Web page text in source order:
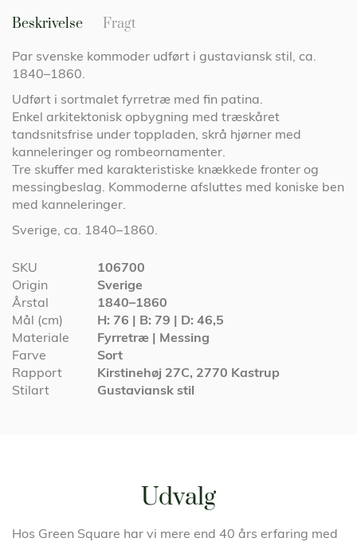
Beskrivelse
Par svenske kommoder udført i gustaviansk stil, ca.
1840–1860.
Udført i sortmalet fyrretræ med fin patina.
Enkel arkitektonisk opbygning med træskåret
tandsnitsfrise under toppladen, skrå hjørner med
kanneleringer og rombeornamenter.
Tre skuffer med karakteristiske knækkede fronter og
messingbeslag. Kommoderne afsluttes med koniske ben
med kanneleringer.
Sverige, ca. 1840–1860.
Specifikationer
SKU
106700
Origin
Sverige
Årstal
1840–1860
Mål (cm)
H: 76 | B: 79 | D: 46,5
Materiale
Fyrretræ | Messing
Farve
Sort
Rapport
Kirstinehøj 27C, 2770 Kastrup
Stilart
Gustaviansk stil
Fragt
Udvalg
Hos Green Square har vi mere end 40 års erfaring med